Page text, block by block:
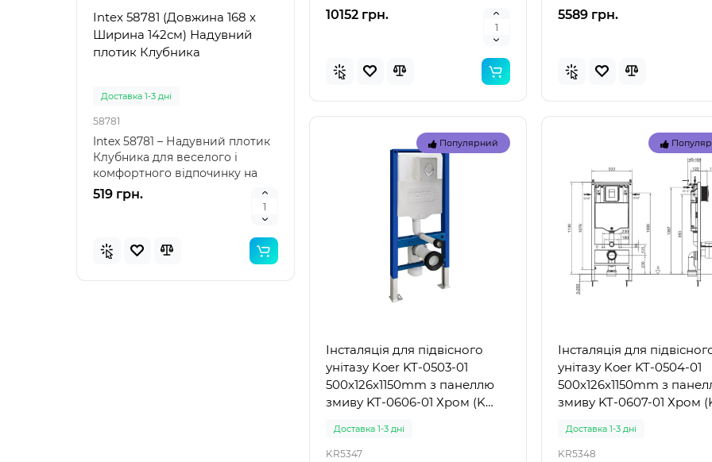
Intex 58781 (Довжина 168 x
Ширина 142см) Надувний
плотик Клубника
Доставка 1-3 дні
58781
Intex 58781 – Надувний плотик
Клубника для веселого і
комфортного відпочинку на
воді Intex 58781 – я..
519 грн.
Intex 57100 (85 x 85 x 23см)
Intex 57100 (85 x 85 x 23 см) -
надувний дитячий басейн
"Зелений" Intex 57100 — це
класичний надувн..
Intex 29039 - Термо́метр
Intex 29039 – термометр
басейнів: точність і
від лідера ринку Intex
це якіс..
155 грн.
кімнати Інстал..
10152 грн.
кімнати Інсталяці..
5589 грн.
Популярний
Інсталяція для підвісного
унітазу Koer KT-0503-01
500x126x1150mm з панеллю
змиву KT-0606-01 Хром (K
Доставка 1-3 дні
KR5347
Інсталяція для
унітазу Koer KT-0504-01
500x126x1150mm з
змиву KT-0607-01 Хром
Доставка 1-3 дні
KR5348